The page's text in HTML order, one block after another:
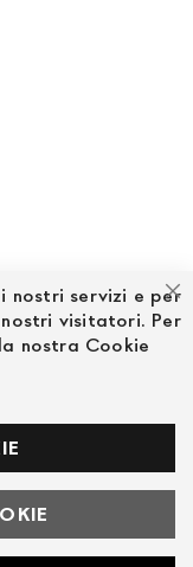
IT05919160969
nostri servizi e per
visitatori. Per
nostra Cookie